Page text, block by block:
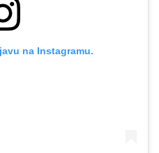
na Instagramu.